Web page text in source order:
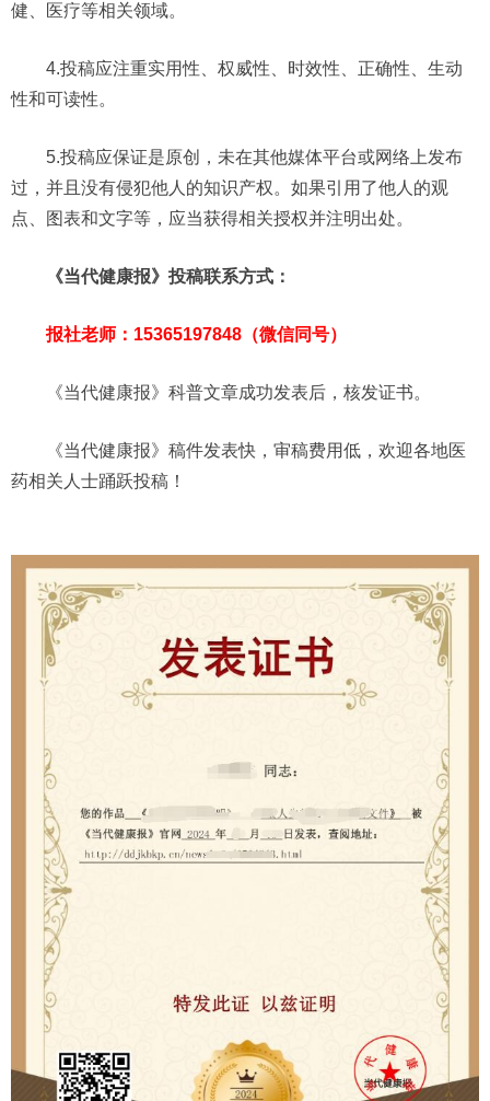
健、医疗等相关领域。
4.投稿应注重实用性、权威性、时效性、正确性、生动
性和可读性。
5.投稿应保证是原创，未在其他媒体平台或网络上发布
过，并且没有侵犯他人的知识产权。如果引用了他人的观
点、图表和文字等，应当获得相关授权并注明出处。
《当代健康报》投稿联系方式：
报社老师：15365197848（微信同号）
《当代健康报》科普文章成功发表后，核发证书。
《当代健康报》稿件发表快，审稿费用低，欢迎各地医
药相关人士踊跃投稿！